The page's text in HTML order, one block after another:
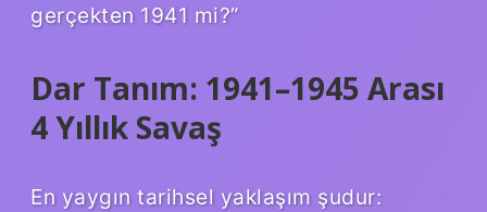
gerçekten 1941 mi?”
Dar Tanım: 1941–1945 Arası
4 Yıllık Savaş
En yaygın tarihsel yaklaşım şudur: